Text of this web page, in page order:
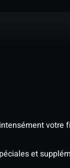
votre
et